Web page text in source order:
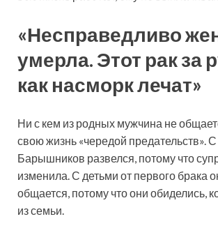
«Несправедливо
умерла. Этот рак за
как насморк лечат»
Ни с кем из родных мужчина не
свою жизнь «чередой предательств».
Барышников развелся, потому что
изменила. С детьми от первого брака
общается, потому что они обиделись,
из семьи.